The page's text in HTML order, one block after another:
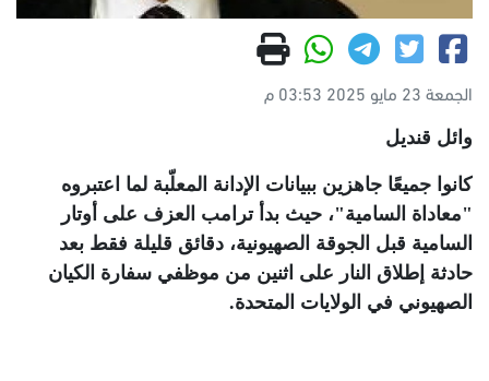
الجمعة 23 مايو 2025 03:53 م
وائل قنديل
كانوا جميعًا جاهزين ببيانات الإدانة المعلّبة لما اعتبروه
"معاداة السامية"، حيث بدأ ترامب العزف على أوتار
السامية قبل الجوقة الصهيونية، دقائق قليلة فقط بعد
حادثة إطلاق النار على اثنين من موظفي سفارة الكيان
الصهيوني في الولايات المتحدة.